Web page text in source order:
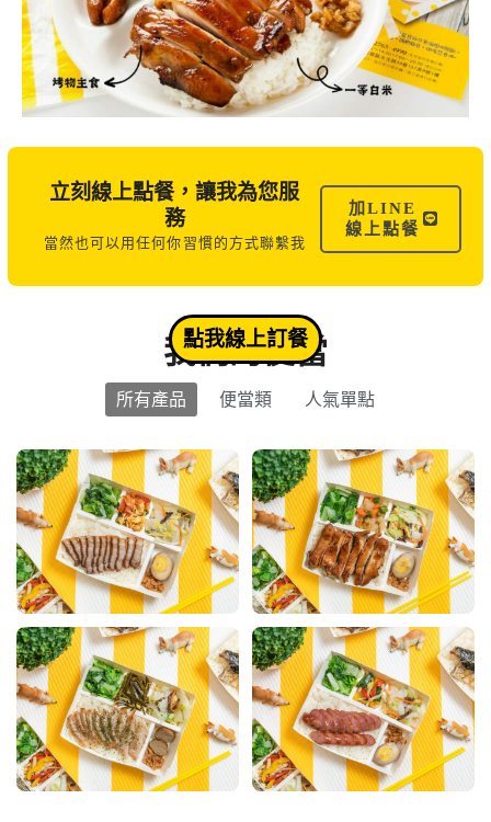
立刻線上點餐，讓我為您服
務
當然也可以用任何你習慣的方式聯繫我
加LINE
線上點餐
我們的便當
所有產品 便當類 人氣單點
點我線上訂餐